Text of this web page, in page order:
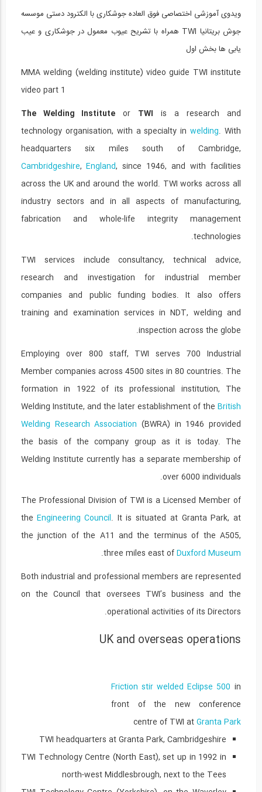
10:09
جوشکاری سر بالا با تکنیک از بالا به...
جوشکاری با فرآیند پیشرفته FCAW با پوشش...
07:57
جوشکاری با فرآیند پیشرفته FCAW با پوشش...
12:43
نکات آموزشی جوشکاری با فرآیند FCAW دوبل...
06:05
نکات آموزشی جوشکاری با فرآیند MIG...
07:43
نکات آموزشی جوشکاری با فرآیند الکترود...
جوشکاری جوش سر بالا دو پلیت (ورق) پخ...
نکنیک جوشکاری سربالا با جوشالکترو دستی...
شروع و راه اندازی عملیات جوشکاری با گاز...
09:27
تکنیک جوشکاری سربالا با الکترود دستی با...
تکنیک جوشکاری با TIG و اکسید شدن سیاه...
ویدوی آموزشی اختصاصی فوق العاده جوشکاری با الکترود دستی موسسه
جوش بریتانیا TWI همراه با تشریح عیوب معمول در جوشکاری و عیب
یابی ها بخش اول
MMA welding (welding institute) video guide TWI institute
video part 1
The Welding Institute or TWI is a research and
technology organisation, with a specialty in welding. With
headquarters six miles south of Cambridge,
Cambridgeshire, England, since 1946, and with facilities
across the UK and around the world. TWI works across all
industry sectors and in all aspects of manufacturing,
fabrication and whole-life integrity management
technologies.
TWI services include consultancy, technical advice,
research and investigation for industrial member
companies and public funding bodies. It also offers
training and examination services in NDT, welding and
inspection across the globe.
Employing over 800 staff, TWI serves 700 Industrial
Member companies across 4500 sites in 80 countries. The
formation in 1922 of its professional institution, The
Welding Institute, and the later establishment of the British
Welding Research Association (BWRA) in 1946 provided
the basis of the company group as it is today. The
Welding Institute currently has a separate membership of
over 6000 individuals.
The Professional Division of TWI is a Licensed Member of
the Engineering Council. It is situated at Granta Park, at
the junction of the A11 and the terminus of the A505,
three miles east ofDuxford Museum
.
Both industrial and professional members are represented
on the Council that oversees TWI’s business and the
operational activities of its Directors.
UK and overseas operations
Friction stir welded Eclipse 500 in
front of the new conference
centre of TWI atGranta Park
TWI headquarters at Granta Park, Cambridgeshire
TWI Technology Centre (North East), set up in 1992 in
north-west Middlesbrough, next to the Tees